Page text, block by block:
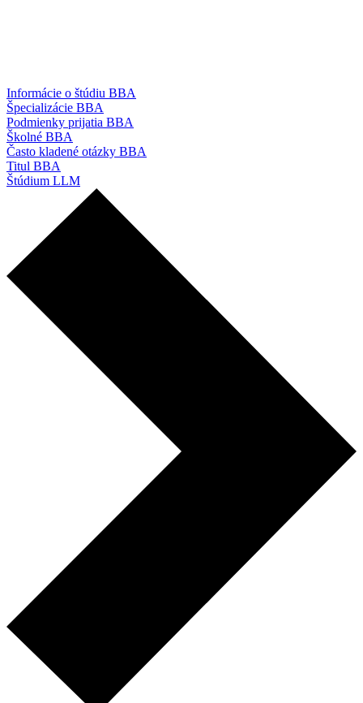
Informácie o štúdiu BBA
Špecializácie BBA
Podmienky prijatia BBA
Školné BBA
Často kladené otázky BBA
Titul BBA
Štúdium LLM